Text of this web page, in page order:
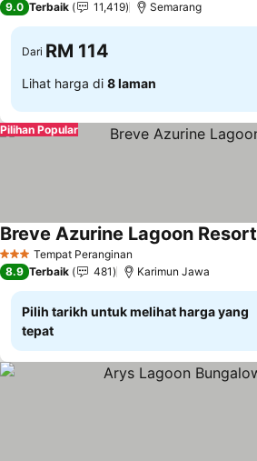
9.0 Terbaik 11,419 Semarang
Dari RM 114
Lihat harga di 8 laman
Pilihan Popular
3 BintangTempat Peranginan
Breve Azurine Lagoon Resort
8.9 Terbaik 481 Karimun Jawa
Pilih tarikh untuk melihat harga yang
tepat